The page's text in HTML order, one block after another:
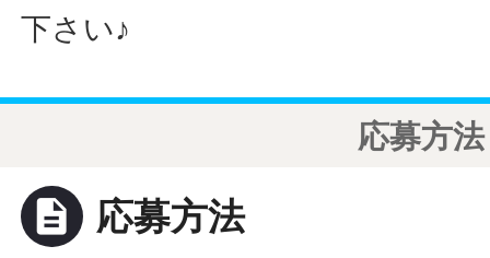
下さい♪
応募方法
description 応募方法